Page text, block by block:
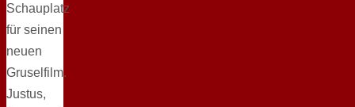
Schauplatz
für seinen
neuen
Gruselfilm.
Justus,